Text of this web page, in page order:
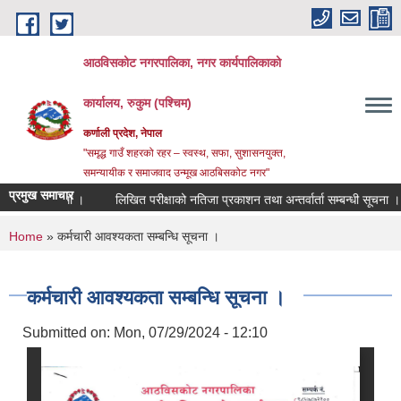
Skip to main content
आठविसकोट नगरपालिका, नगर कार्यपालिकाको
कार्यालय, रुकुम (पश्चिम)
कर्णाली प्रदेश, नेपाल
"समृद्ध गाउँ शहरको रहर – स्वस्थ, सफा, सुशासनयुक्त,
समन्यायीक र समाजवाद उन्मूख आठबिसकोट नगर"
प्रमुख समाचार
। लिखित परीक्षाको नतिजा प्रकाशन तथा अन्तर्वार्ता सम्बन्धी सूचना ।
You are here
Home » कर्मचारी आवश्यकता सम्बन्धि सूचना ।
कर्मचारी आवश्यकता सम्बन्धि सूचना ।
Submitted on: Mon, 07/29/2024 - 12:10